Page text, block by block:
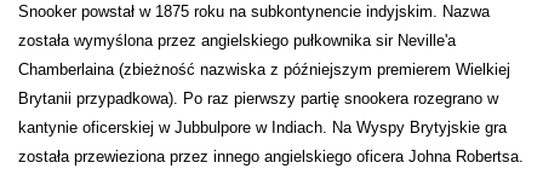
Snooker powstał w 1875 roku na subkontynencie indyjskim. Nazwa
została wymyślona przez angielskiego pułkownika sir Neville'a
Chamberlaina (zbieżność nazwiska z późniejszym premierem Wielkiej
Brytanii przypadkowa). Po raz pierwszy partię snookera rozegrano w
kantynie oficerskiej w Jubbulpore w Indiach. Na Wyspy Brytyjskie gra
została przewieziona przez innego angielskiego oficera Johna Robertsa.